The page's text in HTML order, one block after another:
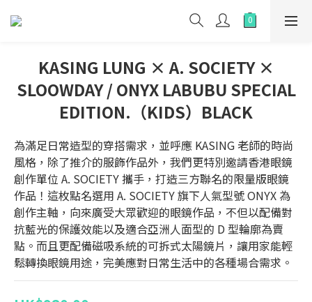
KASING LUNG × A. SOCIETY ×
SLOOWDAY / ONYX LABUBU SPECIAL
EDITION.（KIDS）BLACK
為滿足日常造型的穿搭需求，並呼應 KASING 老師的時尚
風格，除了推介的服飾作品外，我們更特別邀請香港眼鏡
創作單位 A. SOCIETY 攜手，打造三方聯名的限量版眼鏡
作品！這枚點名選用 A. SOCIETY 旗下人氣型號 ONYX 為
創作主軸，向來廣受大眾歡迎的眼鏡作品，不但以配備對
抗藍光的保護效能以及適合亞洲人面型的 D 型輪廓為賣
點。而且更配備磁吸系統的可拆式太陽鏡片，讓用家能輕
鬆轉換眼鏡用途，完美應對日常生活中的各種場合需求。